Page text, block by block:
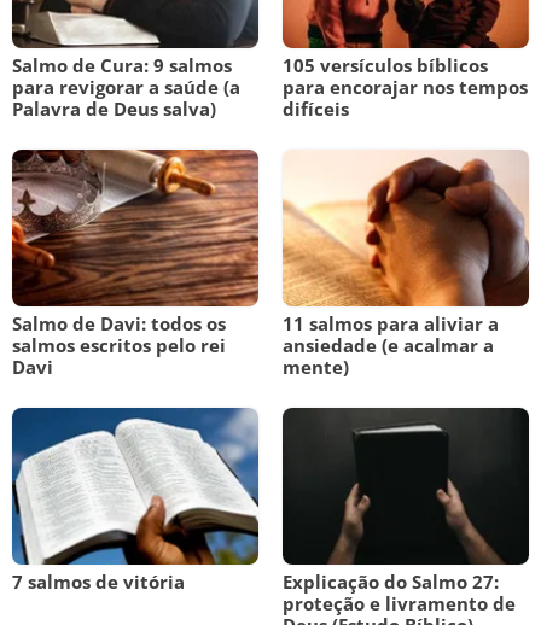
Salmo de Cura: 9 salmos
para revigorar a saúde (a
Palavra de Deus salva)
105 versículos bíblicos
para encorajar nos tempos
difíceis
Salmo de Davi: todos os
salmos escritos pelo rei
Davi
11 salmos para aliviar a
ansiedade (e acalmar a
mente)
7 salmos de vitória
Explicação do Salmo 27:
proteção e livramento de